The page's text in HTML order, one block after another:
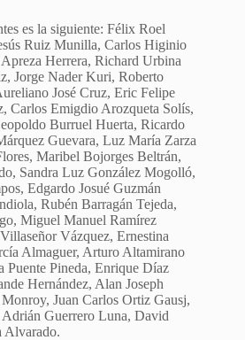
es la siguiente: Félix Roel
Ruiz Munilla, Carlos Higinio
Herrera, Richard Urbina
Jorge Nader Kuri, Roberto
José Cruz, Eric Felipe
Carlos Emigdio Arozqueta Solís,
Burruel Huerta, Ricardo
Guevara, Luz María Zarza
Maribel Bojorges Beltrán,
Sandra Luz González Mogolló,
Edgardo Josué Guzmán
Rubén Barragán Tejeda,
Miguel Manuel Ramírez
Vázquez, Ernestina
Almaguer, Arturo Altamirano
Puente Pineda, Enrique Díaz
Hernández, Alan Joseph
Juan Carlos Ortiz Gausj,
Guerrero Luna, David
Alvarado.